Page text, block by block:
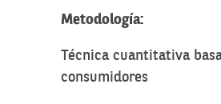
Metodología:
Técnica cuantitativa
consumidores